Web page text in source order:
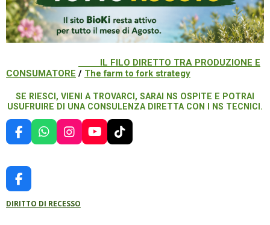
IL FILO DIRETTO TRA PRODUZIONE E
CONSUMATORE / The farm to fork strategy
SE RIESCI, VIENI A TROVARCI, SARAI NS OSPITE E POTRAI
USUFRUIRE DI UNA CONSULENZA DIRETTA CON I NS TECNICI.
F
A
E
B
O
O
W
H
P
I
N
R
Y
O
T
I
F
A
C
DIRITTO DI RECESSO